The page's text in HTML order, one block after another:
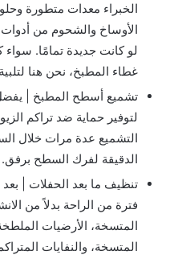
الخبراء معدات متطورة
الأوساخ والشحوم من
لو كانت جديدة تمامًا. سواء
غطاء المطبخ، نحن هنا
تشميع أسطح المطبخ |
لتوفير حماية ضد تراكم
التشميع عدة مرات خلال
الدقيقة لفرك السطح برفق.
تنظيف ما بعد الحفلات |
فترة من الراحة بدلاً من
المتسخة، الأرضيات
المتسخة، والنفايات